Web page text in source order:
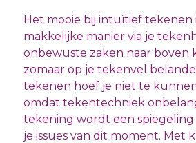
Het mooie bij intuïtief tekenen
makkelijke manier via je
onbewuste zaken naar boven
zomaar op je tekenvel
tekenen hoef je niet te
omdat tekentechniek
tekening wordt een
je issues van dit moment. Met